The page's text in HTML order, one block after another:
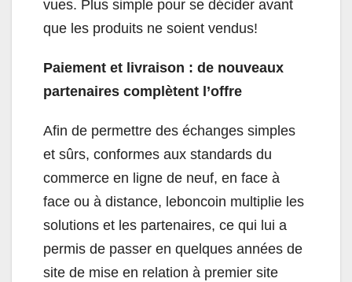
vues. Plus simple pour se décider avant
que les produits ne soient vendus!
Paiement et livraison : de nouveaux
partenaires complètent l’offre
Afin de permettre des échanges simples
et sûrs, conformes aux standards du
commerce en ligne de neuf, en face à
face ou à distance, leboncoin multiplie les
solutions et les partenaires, ce qui lui a
permis de passer en quelques années de
site de mise en relation à premier site